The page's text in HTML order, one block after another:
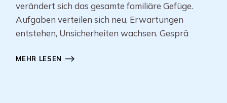
verändert sich das gesamte familiäre Gefüge.
Aufgaben verteilen sich neu, Erwartungen
entstehen, Unsicherheiten wachsen. Gesprä
MEHR LESEN